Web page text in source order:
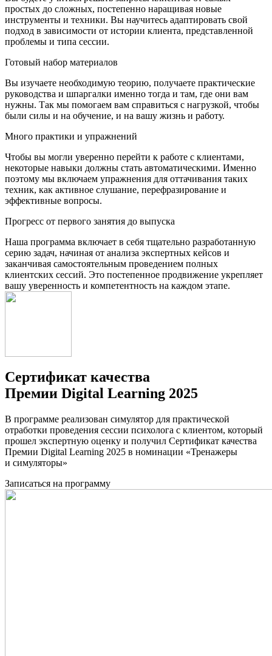
простых до сложных, постепенно наращивая новые
инструменты и техники. Вы научитесь адаптировать свой
подход в зависимости от истории клиента, представленной
проблемы и типа сессии.
Готовый набор материалов
Вы изучаете необходимую теорию, получаете практические
руководства и шпаргалки именно тогда и там, где они вам
нужны. Так мы помогаем вам справиться с нагрузкой, чтобы
были силы и на обучение, и на вашу жизнь и работу.
Много практики и упражнений
Чтобы вы могли уверенно перейти к работе с клиентами,
некоторые навыки должны стать автоматическими. Именно
поэтому мы включаем упражнения для оттачивания таких
техник, как активное слушание, перефразирование и
эффективные вопросы.
Прогресс от первого занятия до выпуска
Наша программа включает в себя тщательно разработанную
серию задач, начиная от анализа экспертных кейсов и
заканчивая самостоятельным проведением полных
клиентских сессий. Это постепенное продвижение укрепляет
вашу уверенность и компетентность на каждом этапе.
Сертификат качества
Премии Digital Learning 2025
В программе реализован симулятор для практической
отработки проведения сессии психолога с клиентом, который
прошел экспертную оценку и получил Сертификат качества
Премии Digital Learning 2025 в номинации «Тренажеры
и симуляторы»
Записаться на программу